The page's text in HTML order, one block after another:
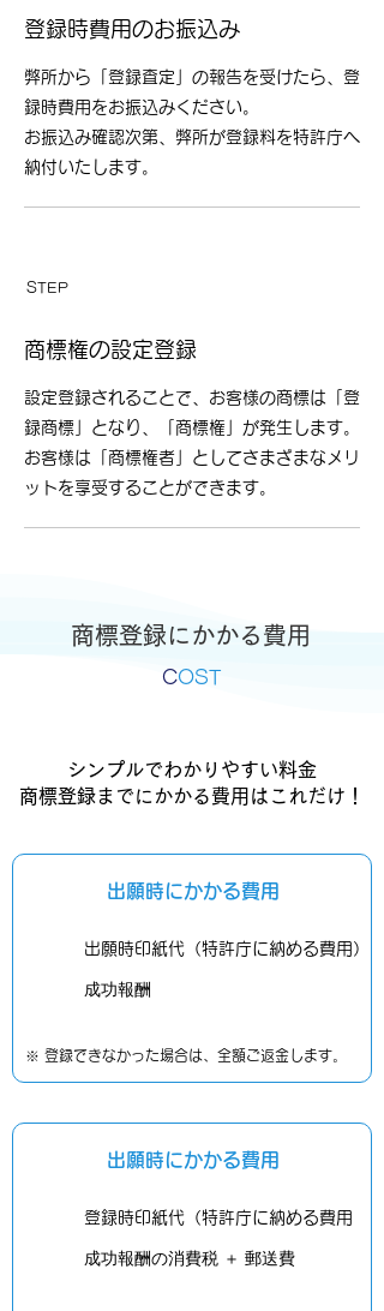
登録時費用のお振込み
弊所から「登録査定」の報告を受けたら、登
録時費用をお振込みください。
お振込み確認次第、弊所が登録料を特許庁へ
納付いたします。
​STEP
​商標権の設定登録
​設定登録されることで、お客様の商標は「登
録商標」となり、「商標権」が発生します。
お客様は「商標権者」としてさまざまなメリ
ットを享受することができます。
商標登録にかかる費用
​COST
シンプルでわかりやすい料金
商標登録までにかかる費用はこれだけ！
出願時にかかる費用
​出願時印紙代（特許庁に納める費用）
成功報酬
※ 登録できなかった場合は、全額ご返金します。
出願時にかかる費用
登録時印紙代（特許庁に納める費用
成功報酬の消費税 ＋ 郵送費